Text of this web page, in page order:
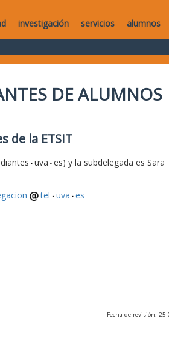
investigación servicios alumnos
DE ALUMNOS
de la ETSIT
uva es) y la subdelegada es Sara
tel uva es
Fecha de revisión: